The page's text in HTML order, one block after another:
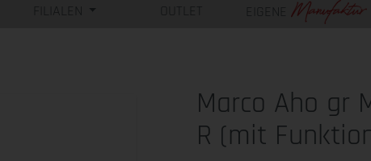
FILIALEN OUTLET EIGENE
Marco Aho gr
R (mit